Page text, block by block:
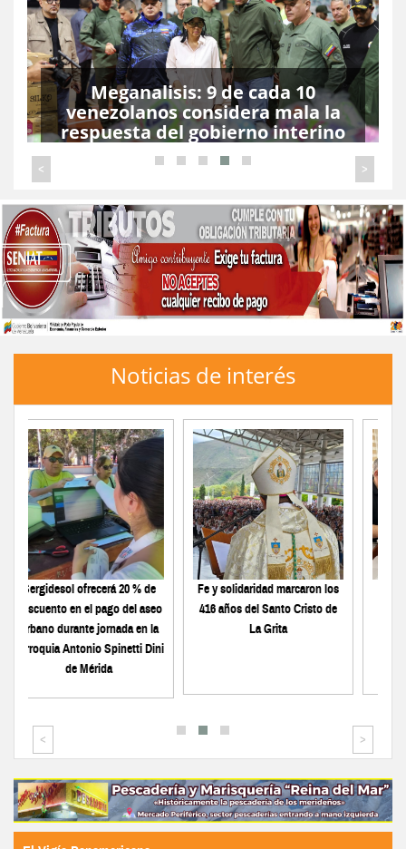
Dinorah Figuera: Nuestra
prioridad será la
Venezuela
MinEducación anuncia que año
escolar comienza el 14 de
septiembre
< >
Noticias de interés
marcaron los
del Santo Cristo de
La Grita
La Comisión Electoral del
Colegio de Abogados de
Mérida convoca elecciones
< >